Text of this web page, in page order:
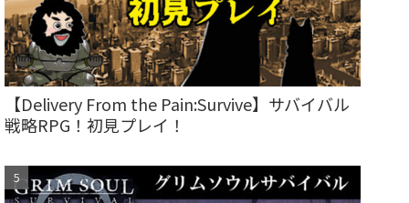
【Delivery From the Pain:Survive】サバイバル
戦略RPG！初見プレイ！